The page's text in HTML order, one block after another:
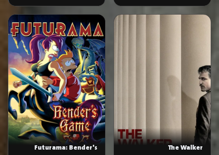
Theaters
The Walker
Futurama: Bender's